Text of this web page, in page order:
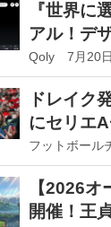
『世界に
アル！デ
Qoly 7月20
ドレイク
にセリエ
フットボー
【2026
開催！王